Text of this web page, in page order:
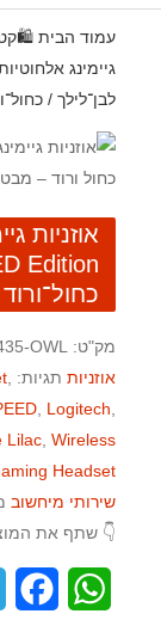
עמוד הבית
לבן־לילך /
כחול־ורוד
מק"ט: OWL
אוזניות תגיות:
Logitech
Lilac Wireless
Headset
שירותי מיחשוב
👇 שתף את
W